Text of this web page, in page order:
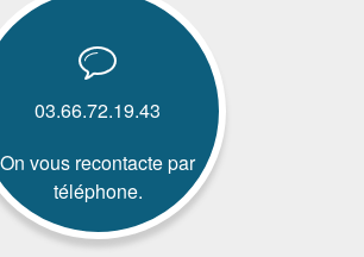
03.66.72.19.43
On vous recontacte par
téléphone.